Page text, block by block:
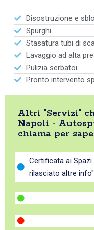
Disostruzione e
Spurghi
Stasatura tubi di
Lavaggio ad alta
Pulizia serbatoi
Pronto intervento
Altri "Servizi"
Napoli -
chiama per
Certificata ai Spazi
rilasciato altre